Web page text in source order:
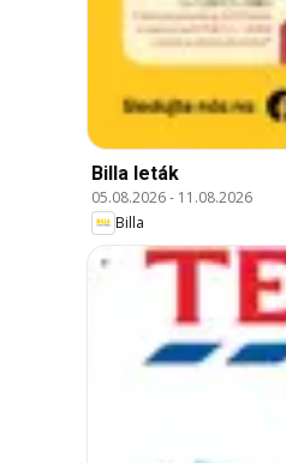
Billa leták
05.08.2026- 11.08.2026
Billa